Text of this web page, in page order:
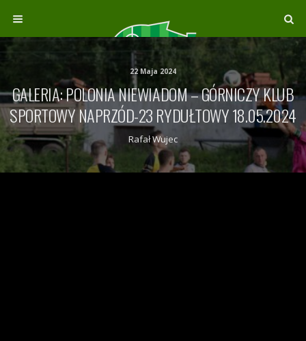
22 Maja 2024
GALERIA: POLONIA NIEWIADOM – GÓRNICZY KLUB
SPORTOWY NAPRZÓD-23 RYDUŁTOWY 18.05.2024
Rafał Wujec